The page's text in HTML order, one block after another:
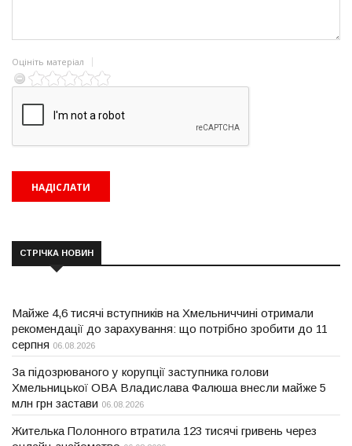
Оцініть матеріал
СТРІЧКА НОВИН
Майже 4,6 тисячі вступників на Хмельниччині отримали
рекомендації до зарахування: що потрібно зробити до 11
серпня 06.08.2026
За підозрюваного у корупції заступника голови
Хмельницької ОВА Владислава Фалюша внесли майже 5
млн грн застави 06.08.2026
Жителька Полонного втратила 123 тисячі гривень через